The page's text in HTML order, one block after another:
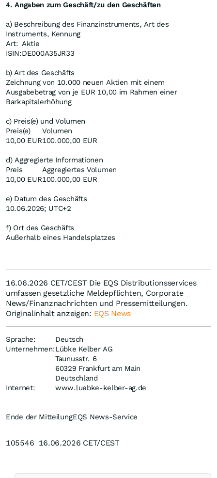
4. Angaben zum Geschäft/zu den Geschäften
a) Beschreibung des Finanzinstruments, Art des
Instruments, Kennung
Art: Aktie
ISIN:DE000A35JR33
b) Art des Geschäfts
Zeichnung von 10.000 neuen Aktien mit einem
Ausgabebetrag von je EUR 10,00 im Rahmen einer
Barkapitalerhöhung
c) Preis(e) und Volumen
Preis(e)
Volumen
10,00 EUR100.000,00 EUR
d) Aggregierte Informationen
Preis
Aggregiertes Volumen
10,00 EUR100.000,00 EUR
e) Datum des Geschäfts
10.06.2026; UTC+2
f) Ort des Geschäfts
Außerhalb eines Handelsplatzes
16.06.2026 CET/CEST Die EQS Distributionsservices
umfassen gesetzliche Meldepflichten, Corporate
News/Finanznachrichten und Pressemitteilungen.
Originalinhalt anzeigen: EQS News
Sprache:
Deutsch
Unternehmen:Lübke Kelber AG
Taunusstr. 6
60329 Frankfurt am Main
Deutschland
Internet:
www.luebke-kelber-ag.de
Ende der MitteilungEQS News-Service
105546 16.06.2026 CET/CEST